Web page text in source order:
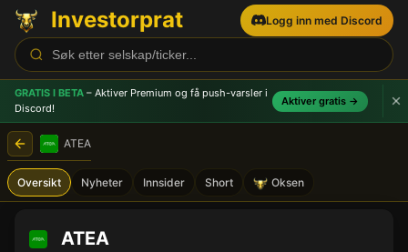
Investorprat Logg inn med Discord
GRATIS I BETA – Aktiver Premium og få push-varsler i
Discord!
Aktiver gratis →
ATEA
Oversikt Nyheter Innsider Short Oksen
ATEA